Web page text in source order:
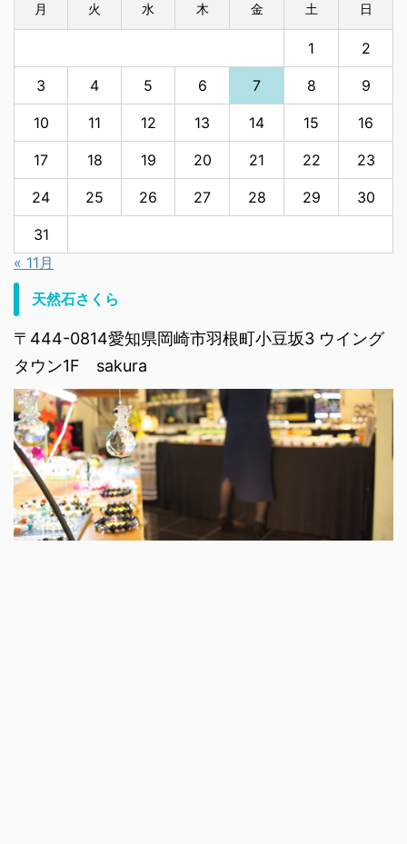
月 火 水 木 金 土 日
1 2
3 4 5 6 7 8 9
10 11 12 13 14 15 16
17 18 19 20 21 22 23
24 25 26 27 28 29 30
31
« 11月
天然石さくら
〒444-0814愛知県岡崎市羽根町小豆坂3 ウイング
タウン1F sakura